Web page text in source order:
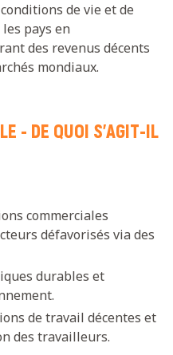
de vie et de
pays en
des revenus décents
mondiaux.
- DE QUOI S'AGIT-IL
commerciales
défavorisés via des
durables et
de travail décentes et
des travailleurs.